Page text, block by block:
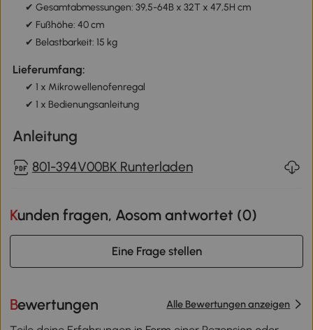
✔ Gesamtabmessungen: 39,5-64B x 32T x 47,5H cm
✔ Fußhöhe: 40 cm
✔ Belastbarkeit: 15 kg
Lieferumfang:
✔ 1 x Mikrowellenofenregal
✔ 1 x Bedienungsanleitung
Anleitung
801-394V00BK Runterladen
Kunden fragen, Aosom antwortet (0)
Eine Frage stellen
Bewertungen Alle Bewertungen anzeigen